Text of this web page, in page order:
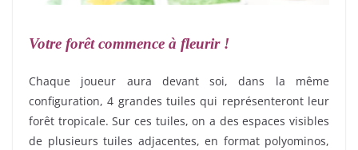
Votre forêt commence à fleurir !
Chaque joueur aura devant soi, dans la même
configuration, 4 grandes tuiles qui représenteront leur
forêt tropicale. Sur ces tuiles, on a des espaces visibles
de plusieurs tuiles adjacentes, en format polyominos,